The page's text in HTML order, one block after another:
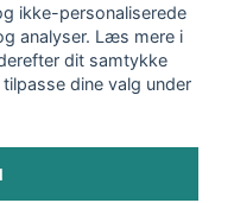
ikke-personaliserede
analyser. Læs mere i
dit samtykke
dine valg under